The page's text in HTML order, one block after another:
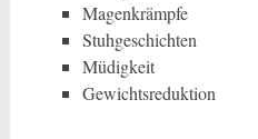
Magenkrämpfe
Stuhgeschichten
Müdigkeit
Gewichtsreduktion